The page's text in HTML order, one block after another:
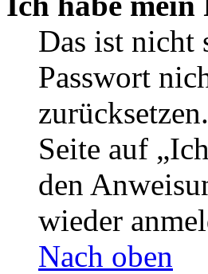
Das ist nicht
Passwort
Seite auf
den
wieder
Nach oben